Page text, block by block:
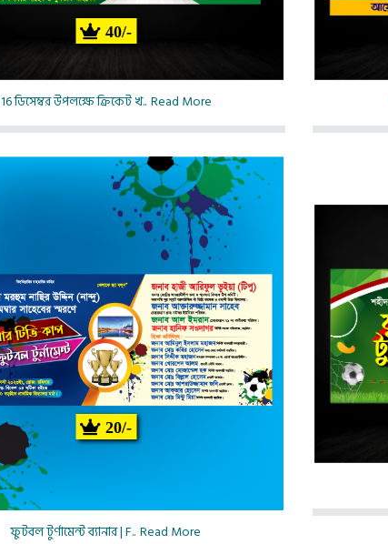
40/-
16 ডিসেম্বর উপলক্ষে ক্রিকেট খ.. Read More
20/-
ফুটবল টুর্ণামেন্ট ব্যানার | F.. Read More